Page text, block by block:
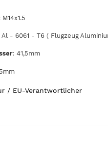
M14x1.5
Al - 6061 - T6 ( Flugzeug
: 41,5mm
/ EU-Verantwortlicher